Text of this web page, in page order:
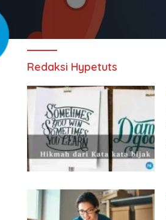
Redaksi Hypetuts